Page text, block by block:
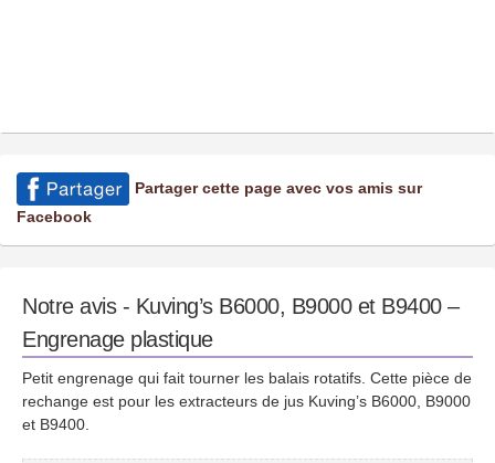
Partager cette page avec vos amis sur
Facebook
Notre avis - Kuving’s B6000, B9000 et B9400 –
Engrenage plastique
Petit engrenage qui fait tourner les balais rotatifs. Cette pièce de
rechange est pour les extracteurs de jus Kuving’s B6000, B9000
et B9400.